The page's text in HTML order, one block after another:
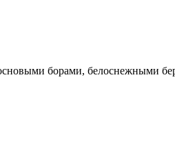
борами, белоснежными